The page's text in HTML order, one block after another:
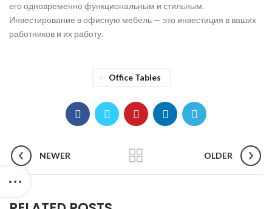
его одновременно функциональным и стильным.
Инвестирование в офисную мебель — это инвестиция в ваших
работников и их работу.
Office Tables
NEWER OLDER